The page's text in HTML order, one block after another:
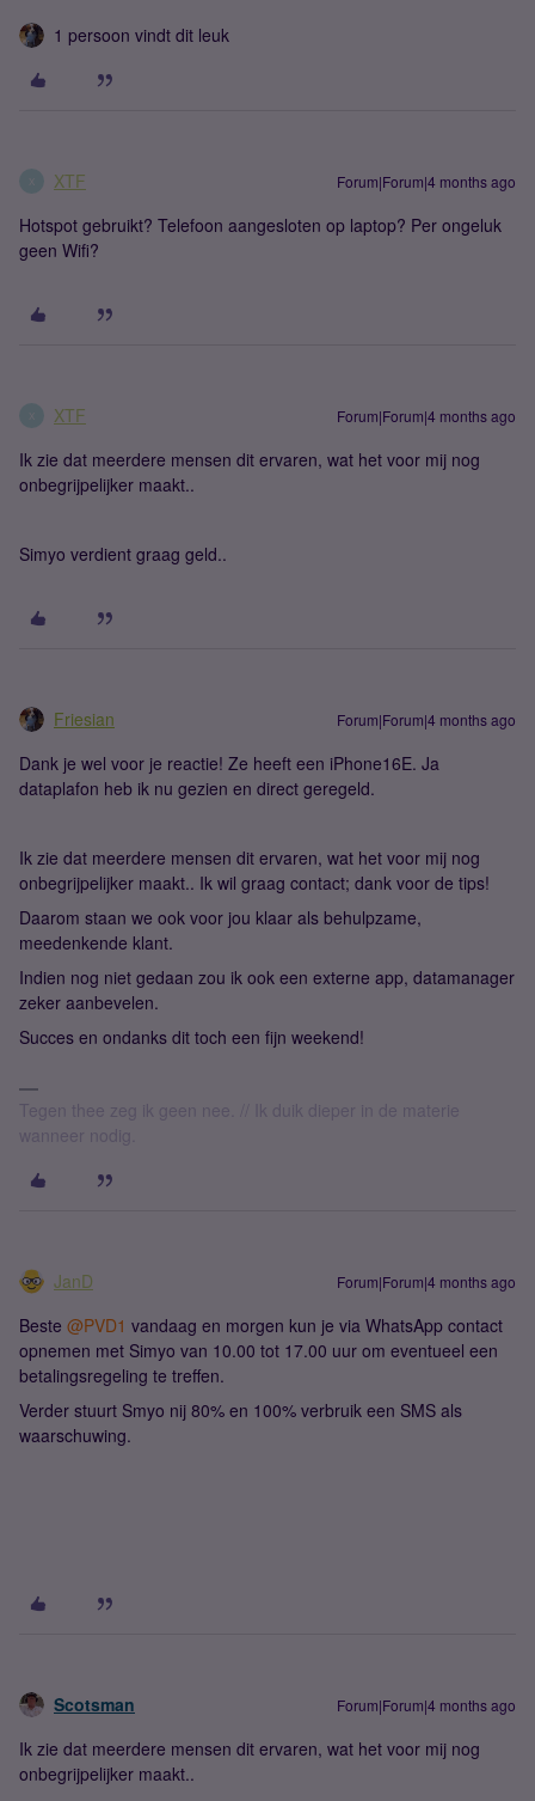
1 persoon vindt dit leuk
XTF Forum|Forum|4 months ago
Hotspot gebruikt? Telefoon aangesloten op laptop? Per ongeluk
geen Wifi?
XTF Forum|Forum|4 months ago
Ik zie dat meerdere mensen dit ervaren, wat het voor mij nog
onbegrijpelijker maakt..
Simyo verdient graag geld..
Friesian Forum|Forum|4 months ago
Dank je wel voor je reactie! Ze heeft een iPhone16E. Ja
dataplafon heb ik nu gezien en direct geregeld.
Ik zie dat meerdere mensen dit ervaren, wat het voor mij nog
onbegrijpelijker maakt.. Ik wil graag contact; dank voor de tips!
Daarom staan we ook voor jou klaar als behulpzame,
meedenkende klant.
Indien nog niet gedaan zou ik ook een externe app, datamanager
zeker aanbevelen.
Succes en ondanks dit toch een fijn weekend!
Tegen thee zeg ik geen nee. // Ik duik dieper in de materie
wanneer nodig.
JanD Forum|Forum|4 months ago
Beste ​ @PVD1 vandaag en morgen kun je via WhatsApp contact
opnemen met Simyo van 10.00 tot 17.00 uur om eventueel een
betalingsregeling te treffen.
Verder stuurt Smyo nij 80% en 100% verbruik een SMS als
waarschuwing.
Scotsman Forum|Forum|4 months ago
Ik zie dat meerdere mensen dit ervaren, wat het voor mij nog
onbegrijpelijker maakt..